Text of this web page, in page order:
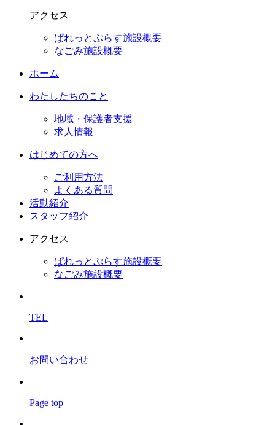
アクセス
ぱれっとぷらす施設概要
なごみ施設概要
ホーム
わたしたちのこと
地域・保護者支援
求人情報
はじめての方へ
ご利用方法
よくある質問
活動紹介
スタッフ紹介
アクセス
ぱれっとぷらす施設概要
なごみ施設概要
TEL
お問い合わせ
Page top